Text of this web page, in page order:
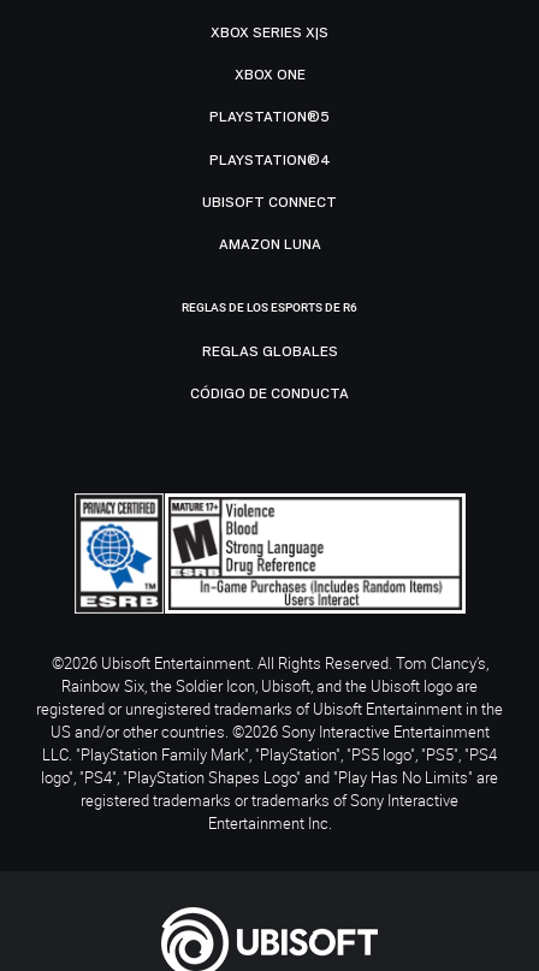
XBOX SERIES X|S
XBOX ONE
PLAYSTATION®5
PLAYSTATION®4
UBISOFT CONNECT
AMAZON LUNA
REGLAS DE LOS ESPORTS DE R6
REGLAS GLOBALES
CÓDIGO DE CONDUCTA
©2026 Ubisoft Entertainment. All Rights Reserved. Tom Clancy’s,
Rainbow Six, the Soldier Icon, Ubisoft, and the Ubisoft logo are
registered or unregistered trademarks of Ubisoft Entertainment in the
US and/or other countries. ©2026 Sony Interactive Entertainment
LLC. "PlayStation Family Mark", "PlayStation", "PS5 logo", "PS5", "PS4
logo", "PS4", "PlayStation Shapes Logo" and "Play Has No Limits" are
registered trademarks or trademarks of Sony Interactive
Entertainment Inc.